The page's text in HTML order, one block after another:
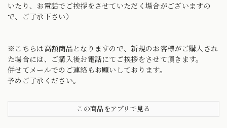
いたり、お電話でご挨拶をさせていただく場合がございますの
で、ご了承下さい）
※こちらは高額商品となりますので、新規のお客様がご購入され
た場合には、ご購入後お電話にてご挨拶をさせて頂きます。
併せてメールでのご連絡もお願いしております。
予めご了承ください。
この商品をアプリで見る